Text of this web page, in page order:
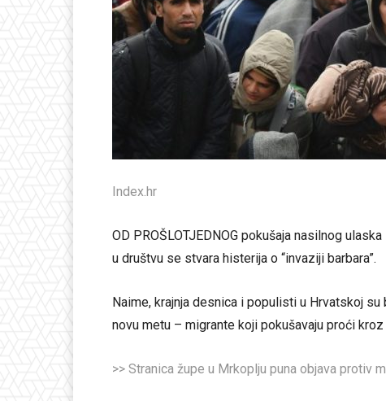
Index.hr
OD PROŠLOTJEDNOG pokušaja nasilnog
u društvu se stvara histerija o “invaziji barbara”.
Naime, krajnja desnica i populisti u Hrvatskoj
novu metu – migrante koji pokušavaju proći
>> Stranica župe u Mrkoplju puna objava protiv